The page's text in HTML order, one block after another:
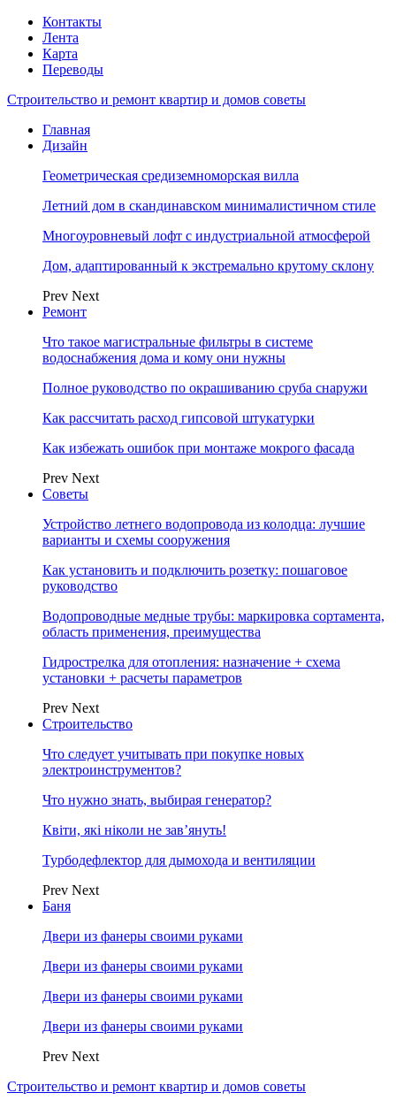
Контакты
Лента
Карта
Переводы
Строительство и ремонт квартир и домов советы
Главная
Дизайн
Геометрическая средиземноморская вилла
Летний дом в скандинавском минималистичном стиле
Многоуровневый лофт с индустриальной атмосферой
Дом, адаптированный к экстремально крутому склону
Prev Next
Ремонт
Что такое магистральные фильтры в системе
водоснабжения дома и кому они нужны
Полное руководство по окрашиванию сруба снаружи
Как рассчитать расход гипсовой штукатурки
Как избежать ошибок при монтаже мокрого фасада
Prev Next
Советы
Устройство летнего водопровода из колодца: лучшие
варианты и схемы сооружения
Как установить и подключить розетку: пошаговое
руководство
Водопроводные медные трубы: маркировка сортамента,
область применения, преимущества
Гидрострелка для отопления: назначение + схема
установки + расчеты параметров
Prev Next
Строительство
Что следует учитывать при покупке новых
электроинструментов?
Что нужно знать, выбирая генератор?
Квіти, які ніколи не зав’януть!
Турбодефлектор для дымохода и вентиляции
Prev Next
Баня
Двери из фанеры своими руками
Двери из фанеры своими руками
Двери из фанеры своими руками
Двери из фанеры своими руками
Prev Next
Строительство и ремонт квартир и домов советы